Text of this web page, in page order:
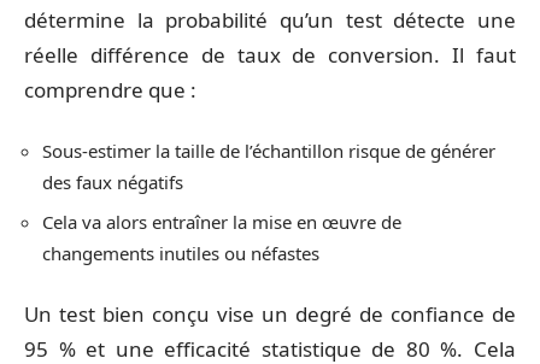
détermine la probabilité qu’un test détecte une
réelle différence de taux de conversion. Il faut
comprendre que :
Sous-estimer la taille de l’échantillon risque de générer
des faux négatifs
Cela va alors entraîner la mise en œuvre de
changements inutiles ou néfastes
Un test bien conçu vise un degré de confiance de
95 % et une efficacité statistique de 80 %. Cela